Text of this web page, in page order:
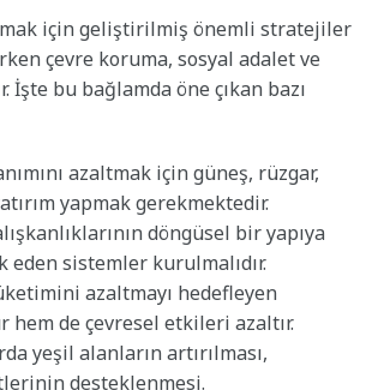
için geliştirilmiş önemli stratejiler
çevre koruma, sosyal adalet ve
bu bağlamda öne çıkan bazı
azaltmak için güneş, rüzgar,
yapmak gerekmektedir.
döngüsel bir yapıya
eden sistemler kurulmalıdır.
azaltmayı hedefleyen
de çevresel etkileri azaltır.
yeşil alanların artırılması,
desteklenmesi.